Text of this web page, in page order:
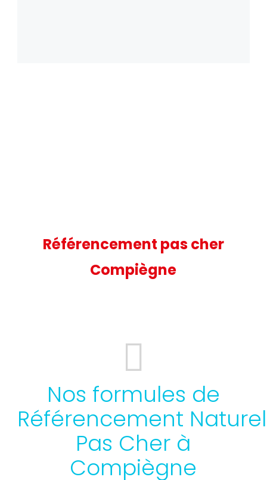
Référencement pas cher
Compiègne
Nos formules de
Référencement Naturel
Pas Cher à
Compiègne